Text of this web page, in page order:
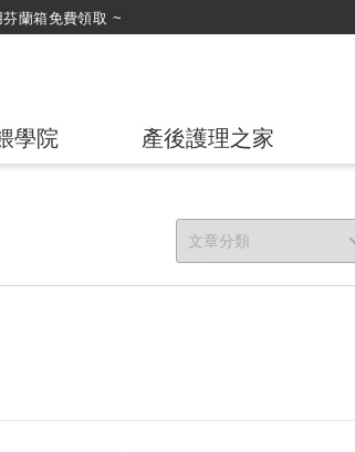
立即折！
學院 產後護理之家